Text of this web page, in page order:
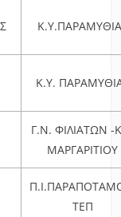
Κ.Υ.
Γ.Ν. ΦΙΛΙΑΤΩΝ -
ΜΑΡΓΑΡΙΤΙΟΥ
ΤΕΠ